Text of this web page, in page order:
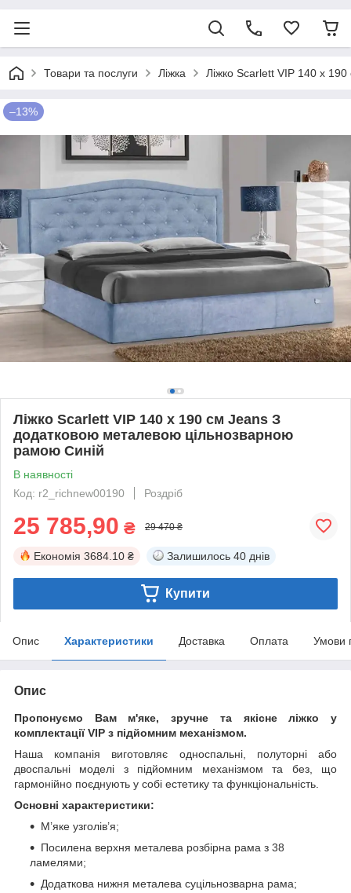
Товари та послуги Ліжка Ліжко Scarlett VIP 140 х
–13%
Ліжко Scarlett VIP 140 х 190 см Jeans З
додатковою металевою цільнозварною
рамою Синій
В наявності
Код: r2_richnew00190
Роздріб
25 785,90 ₴ 29 470 ₴
Економія 3684.10 ₴ Залишилось 40 днів
Купити
Опис Характеристики Доставка Оплата Умови
Опис
Пропонуємо Вам м'яке, зручне та якiсне ліжко у
комплектації VIP з підйомним механізмом.
Наша компанія виготовляє односпальні, полуторні або
двоспальні моделі з підйомним механізмом та без, що
гармонійно поєднують у собі естетику та функціональність.
Основні характеристики:
М’яке узголів’я;
Посилена верхня металева розбірна рама з 38
ламелями;
Додаткова нижня металева суцільнозварна рама;